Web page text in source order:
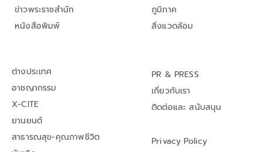
ข่าวพระราชสำนัก
หนังสือพิมพ์
ภูมิภาค
สิ่งแวดล้อม
ต่างประเทศ
อาชญากรรม
X-CITE
ยานยนต์
สาธารณสุข-คุณภาพชีวิต
PR & PRESS
เกี่ยวกับเรา
ติดต่อและ สนับสนุน
Privacy Policy